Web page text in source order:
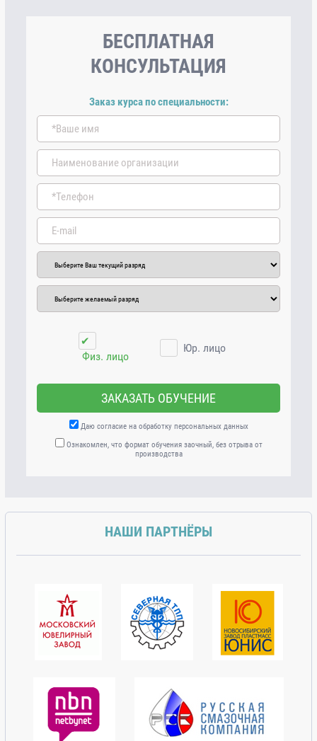
БЕСПЛАТНАЯ
КОНСУЛЬТАЦИЯ
Заказ курса по специальности:
✔
Физ. лицо
Юр. лицо
Даю согласие на обработку персональных данных
Ознакомлен, что формат обучения заочный, без отрыва от
производства
НАШИ ПАРТНЁРЫ